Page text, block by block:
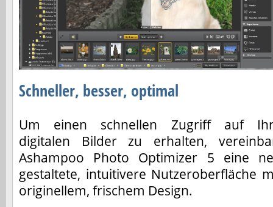
Schneller, besser, optimal
Um einen schnellen Zugriff auf
digitalen Bilder zu erhalten,
Ashampoo Photo Optimizer 5 eine
gestaltete, intuitivere Nutzeroberfläche
originellem, frischem Design.